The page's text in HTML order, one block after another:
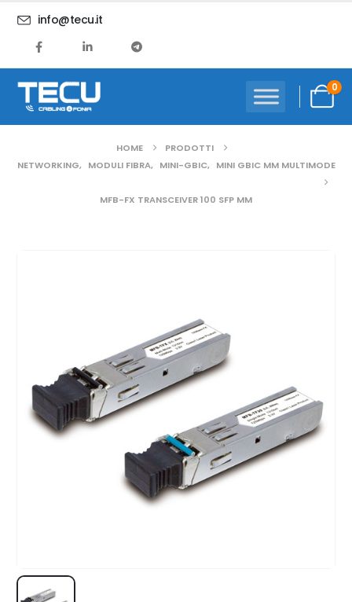
info@tecu.it
0
HOME
PRODOTTI
NETWORKING, MODULI FIBRA, MINI-GBIC, MINI GBIC MM MULTIMODE
MFB-FX TRANSCEIVER 100 SFP MM